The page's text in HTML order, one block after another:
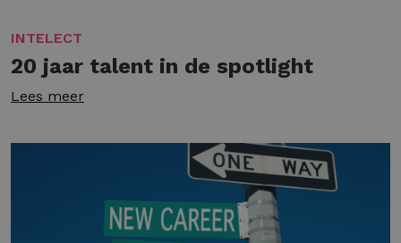
INTELECT
20 jaar talent in de spotlight
Lees meer